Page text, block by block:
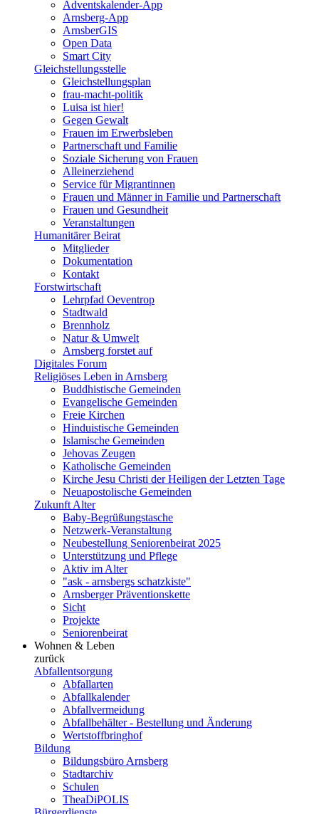
Adventskalender-App
Arnsberg-App
ArnsberGIS
Open Data
Smart City
Gleichstellungsstelle
Gleichstellungsplan
frau-macht-politik
Luisa ist hier!
Gegen Gewalt
Frauen im Erwerbsleben
Partnerschaft und Familie
Soziale Sicherung von Frauen
Alleinerziehend
Service für Migrantinnen
Frauen und Männer in Familie und Partnerschaft
Frauen und Gesundheit
Veranstaltungen
Humanitärer Beirat
Mitglieder
Dokumentation
Kontakt
Forstwirtschaft
Lehrpfad Oeventrop
Stadtwald
Brennholz
Natur & Umwelt
Arnsberg forstet auf
Digitales Forum
Religiöses Leben in Arnsberg
Buddhistische Gemeinden
Evangelische Gemeinden
Freie Kirchen
Hinduistische Gemeinden
Islamische Gemeinden
Jehovas Zeugen
Katholische Gemeinden
Kirche Jesu Christi der Heiligen der Letzten Tage
Neuapostolische Gemeinden
Zukunft Alter
Baby-Begrüßungstasche
Netzwerk-Veranstaltung
Neubestellung Seniorenbeirat 2025
Unterstützung und Pflege
Aktiv im Alter
"ask - arnsbergs schatzkiste"
Arnsberger Präventionskette
Sicht
Projekte
Seniorenbeirat
Wohnen & Leben
zurück
Abfallentsorgung
Abfallarten
Abfallkalender
Abfallvermeidung
Abfallbehälter - Bestellung und Änderung
Wertstoffbringhof
Bildung
Bildungsbüro Arnsberg
Stadtarchiv
Schulen
TheaDiPOLIS